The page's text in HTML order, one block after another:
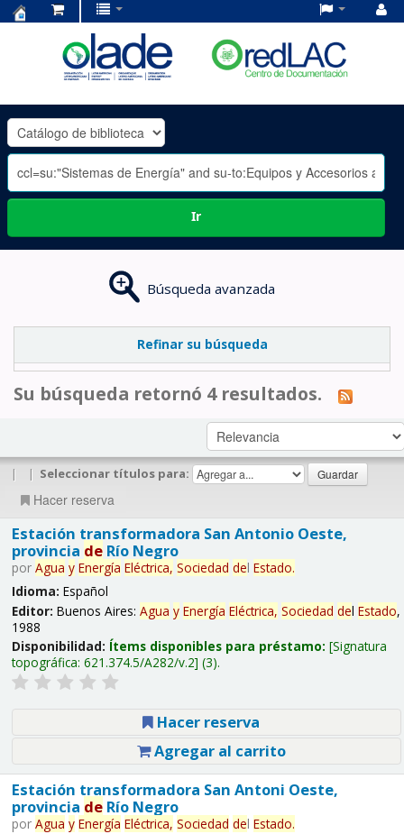
OLADE
-
Ir
Búsqueda avanzada
Refinar su búsqueda
Su búsqueda retornó 4 resultados.
| | Seleccionar títulos para:
Hacer reserva
Estación transformadora San Antonio Oeste,
provincia deRío Negro
por Agua y Energía Eléctrica, Sociedad del Estado.
Idioma: Español
Editor: Buenos Aires: Agua y Energía Eléctrica, Sociedad del Estado,
1988
Disponibilidad: Ítems disponibles para préstamo: Signatura
topográfica: 621.374.5/A282/v.2 (3).
Hacer reserva
Agregar al carrito
Estación transformadora San Antoni Oeste,
provincia deRío Negro
por Agua y Energía Eléctrica, Sociedad del Estado.